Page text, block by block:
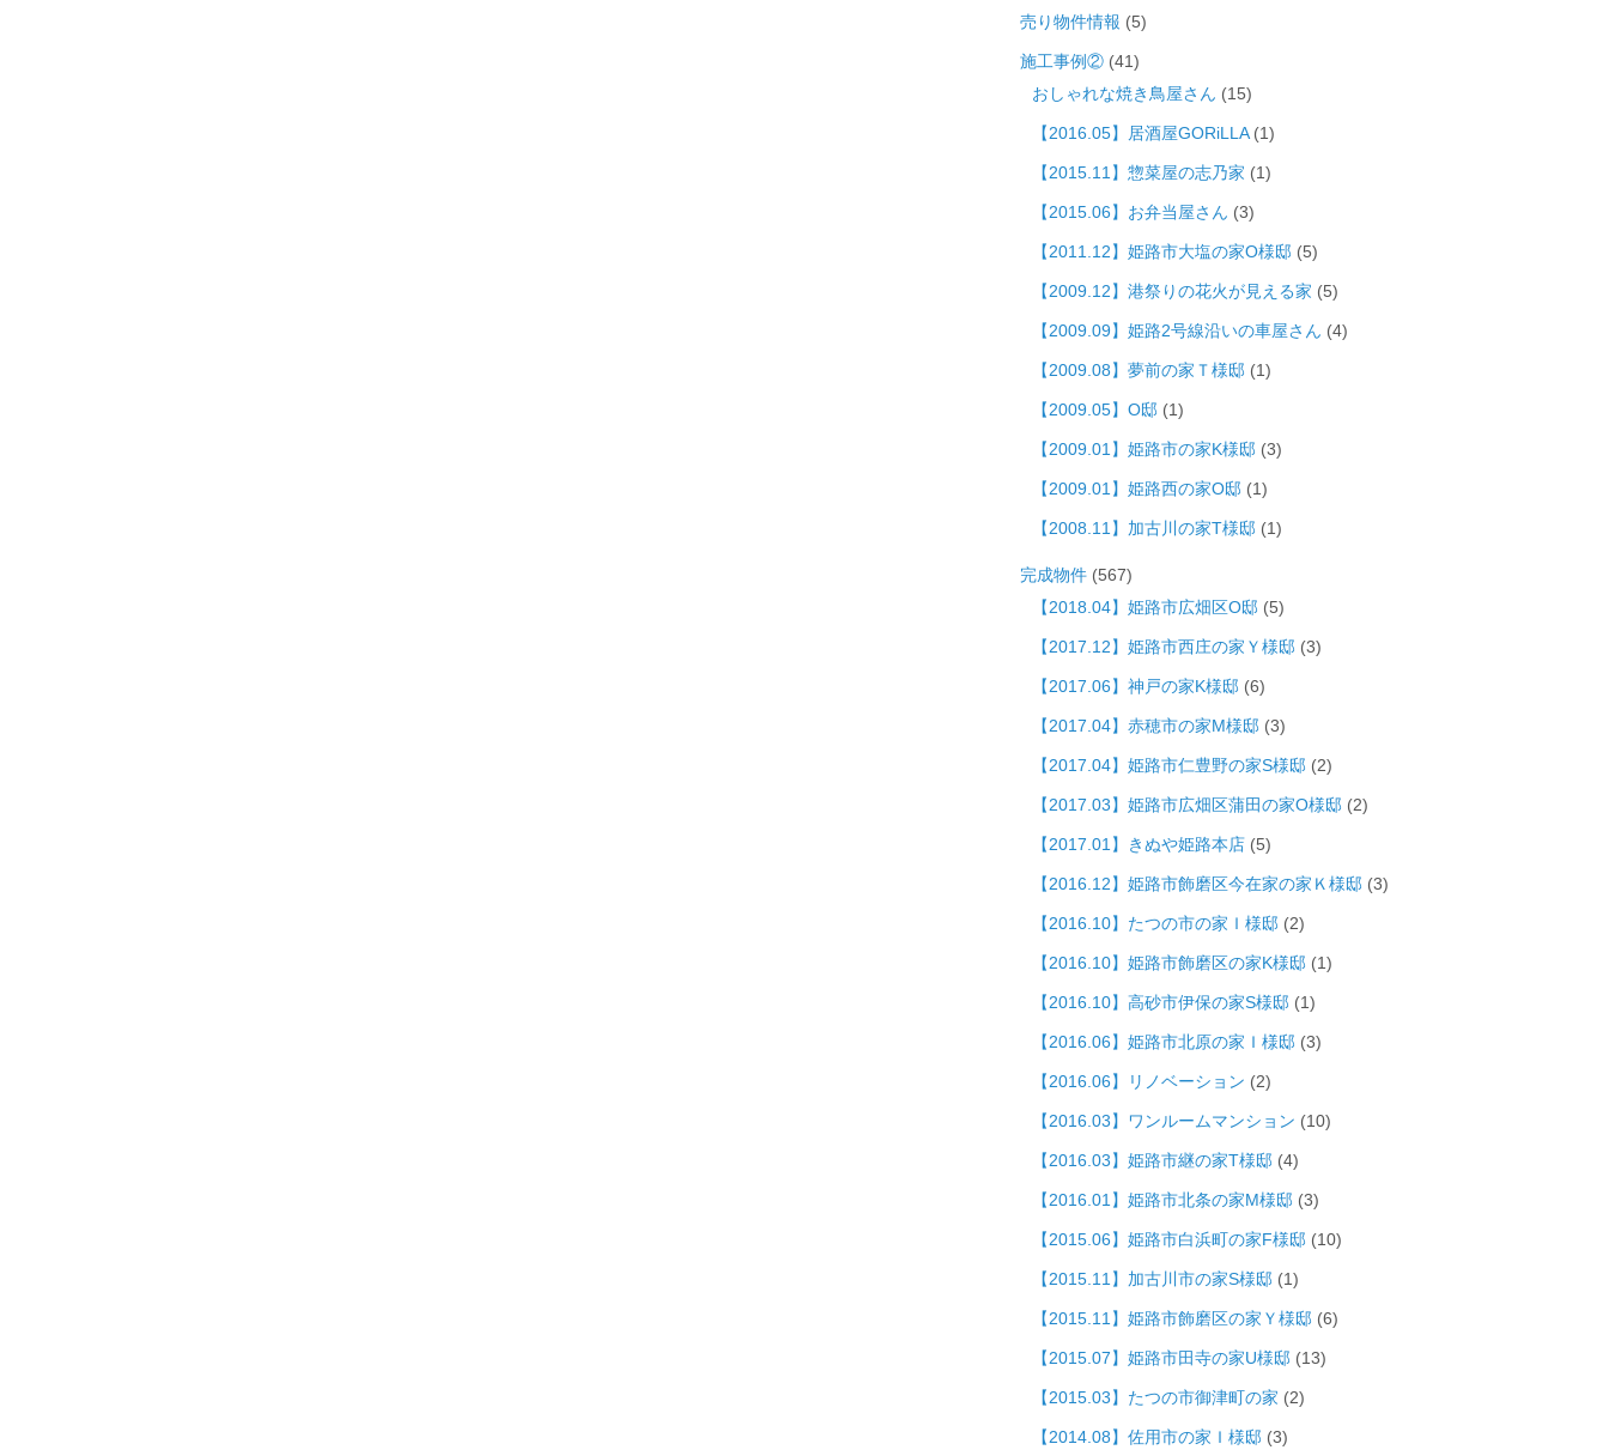
売り物件情報 (5)
施工事例② (41)
おしゃれな焼き鳥屋さん (15)
【2016.05】居酒屋GORiLLA(1)
【2015.11】惣菜屋の志乃家 (1)
【2015.06】お弁当屋さん (3)
【2011.12】姫路市大塩の家O様邸 (5)
【2009.12】港祭りの花火が見える家 (5)
【2009.09】姫路2号線沿いの車屋さん (4)
【2009.08】夢前の家Ｔ様邸 (1)
【2009.05】O邸 (1)
【2009.01】姫路市の家K様邸 (3)
【2009.01】姫路西の家O邸 (1)
【2008.11】加古川の家T様邸 (1)
完成物件 (567)
【2018.04】姫路市広畑区O邸 (5)
【2017.12】姫路市西庄の家Ｙ様邸 (3)
【2017.06】神戸の家K様邸 (6)
【2017.04】赤穂市の家M様邸 (3)
【2017.04】姫路市仁豊野の家S様邸 (2)
【2017.03】姫路市広畑区蒲田の家O様邸 (2)
【2017.01】きぬや姫路本店 (5)
【2016.12】姫路市飾磨区今在家の家Ｋ様邸 (3)
【2016.10】たつの市の家Ｉ様邸 (2)
【2016.10】姫路市飾磨区の家K様邸 (1)
【2016.10】高砂市伊保の家S様邸 (1)
【2016.06】姫路市北原の家Ｉ様邸 (3)
【2016.06】リノベーション (2)
【2016.03】ワンルームマンション (10)
【2016.03】姫路市継の家T様邸 (4)
【2016.01】姫路市北条の家M様邸 (3)
【2015.06】姫路市白浜町の家F様邸 (10)
【2015.11】加古川市の家S様邸 (1)
【2015.11】姫路市飾磨区の家Ｙ様邸 (6)
【2015.07】姫路市田寺の家U様邸 (13)
【2015.03】たつの市御津町の家 (2)
【2014.08】佐用市の家Ｉ様邸 (3)